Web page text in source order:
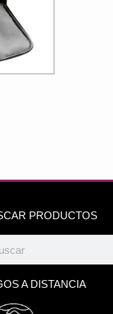
PRODUCTOS
A DISTANCIA